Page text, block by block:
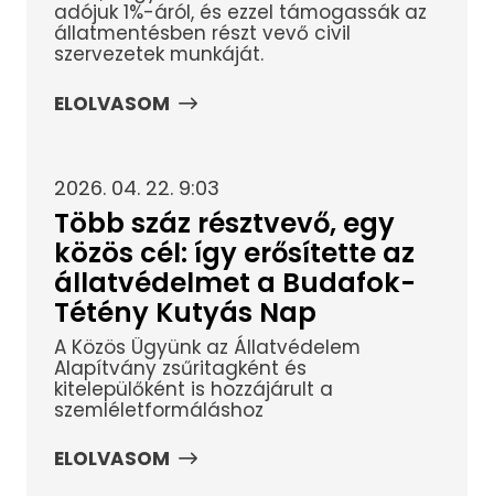
adójuk 1%-áról, és ezzel támogassák az
állatmentésben részt vevő civil
szervezetek munkáját.
ELOLVASOM
2026. 04. 22. 9:03
Több száz résztvevő, egy
közös cél: így erősítette az
állatvédelmet a Budafok-
Tétény Kutyás Nap
A Közös Ügyünk az Állatvédelem
Alapítvány zsűritagként és
kitelepülőként is hozzájárult a
szemléletformáláshoz
ELOLVASOM